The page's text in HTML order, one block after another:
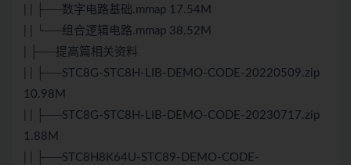
| | ├──数字电路基础.mmap 17.54M
| | └──组合逻辑电路.mmap 38.52M
| ├──提高篇相关资料
| | ├──STC8G-STC8H-LIB-DEMO-CODE-20220509.zip
10.98M
| | ├──STC8G-STC8H-LIB-DEMO-CODE-20230717.zip
1.88M
| | ├──STC8H8K64U-STC89-DEMO-CODE-